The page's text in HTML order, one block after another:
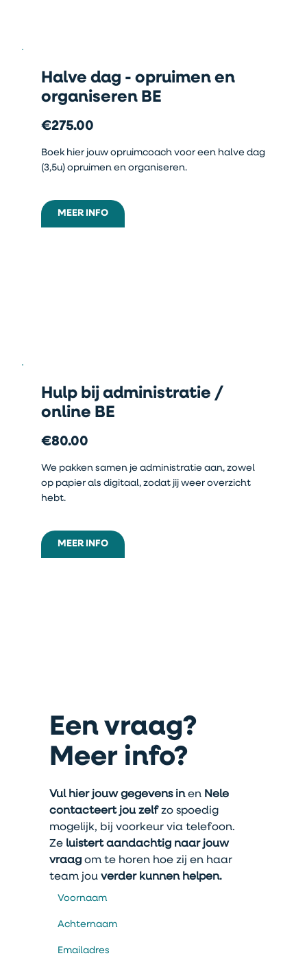
Halve dag - opruimen en
organiseren BE
€275.00
Boek hier jouw opruimcoach voor een halve dag
(3,5u) opruimen en organiseren.
MEER INFO
Hulp bij administratie /
online BE
€80.00
We pakken samen je administratie aan, zowel
op papier als digitaal, zodat jij weer overzicht
hebt.
MEER INFO
Een vraag?
Meer info?
Vul hier jouw gegevens in en Nele
contacteert jou zelf zo spoedig
mogelijk, bij voorkeur via telefoon.
Ze luistert aandachtig naar jouw
vraag om te horen hoe zij en haar
team jou verder kunnen helpen.